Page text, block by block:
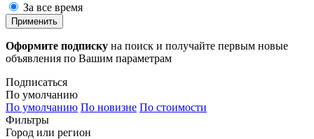
За все время
Применить
Оформите подписку на поиск и получайте первым новые
объявления по Вашим параметрам
Подписаться
По умолчанию
По умолчанию По новизне По стоимости
Фильтры
Город или регион